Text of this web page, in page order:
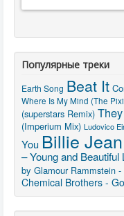
Популярные треки
Earth Song Beat It
Where Is My Mind (The
(superstars Remix)
(Imperium Mix) Ludovico
You Billie Jean
– Young and Beautiful
by Glamour Rammstein
Chemical Brothers -